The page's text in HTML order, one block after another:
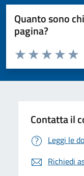
Quanto sono
pagina?
Valuta da 1 a 5 stelle la
Valuta
Valuta 3
Valuta 2 stelle
Valuta 1 stelle su 5
Contatta il
Leggi le
Richiedi